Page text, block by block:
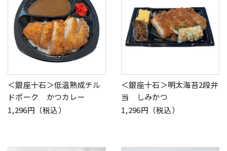
＜銀座十石＞低温熟成チル
ドポーク かつカレー
1,296円（税込）
＜銀座十石＞明太海苔2段弁
当 しみかつ
1,296円（税込）